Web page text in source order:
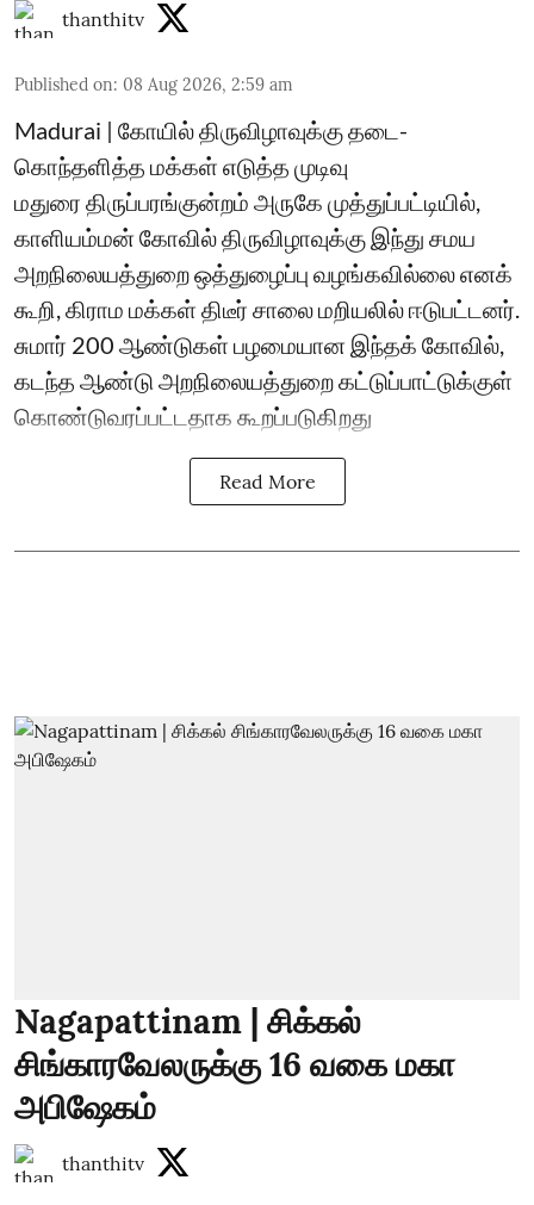
thanthitv
Published on: 08 Aug 2026, 2:59 am
Madurai | கோயில் திருவிழாவுக்கு தடை-
கொந்தளித்த மக்கள் எடுத்த முடிவு
மதுரை திருப்பரங்குன்றம் அருகே முத்துப்பட்டியில்,
காளியம்மன் கோவில் திருவிழாவுக்கு இந்து சமய
அறநிலையத்துறை ஒத்துழைப்பு வழங்கவில்லை எனக்
கூறி, கிராம மக்கள் திடீர் சாலை மறியலில் ஈடுபட்டனர்.
சுமார் 200 ஆண்டுகள் பழமையான இந்தக் கோவில்,
கடந்த ஆண்டு அறநிலையத்துறை கட்டுப்பாட்டுக்குள்
கொண்டுவரப்பட்டதாக கூறப்படுகிறது
Read More
Nagapattinam | சிக்கல்
சிங்காரவேலருக்கு 16 வகை மகா
அபிஷேகம்
thanthitv